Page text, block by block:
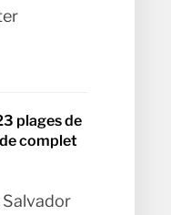
plages de
complet
Salvador